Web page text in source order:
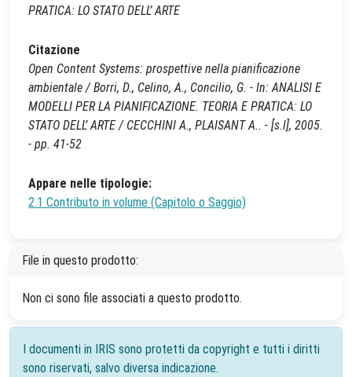
PRATICA: LO STATO DELL’ ARTE
Citazione
Open Content Systems: prospettive nella pianificazione
ambientale / Borri, D., Celino, A., Concilio, G. - In: ANALISI E
MODELLI PER LA PIANIFICAZIONE. TEORIA E PRATICA: LO
STATO DELL’ ARTE / CECCHINI A., PLAISANT A.. - [s.l], 2005.
- pp. 41-52
Appare nelle tipologie:
2.1 Contributo in volume (Capitolo o Saggio)
File in questo prodotto:
Non ci sono file associati a questo prodotto.
I documenti in IRIS sono protetti da copyright e tutti i diritti
sono riservati, salvo diversa indicazione.